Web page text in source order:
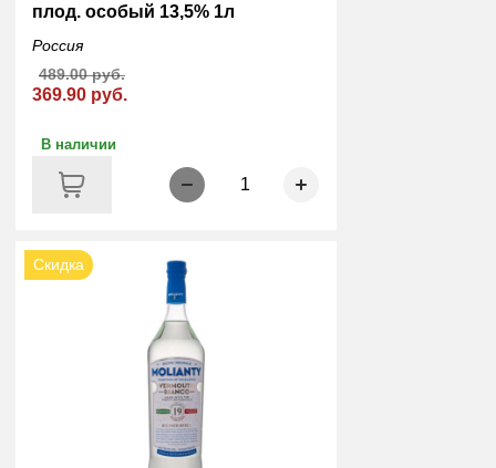
плод. особый 13,5% 1л
Россия
369.90 руб.
489.00 руб.
В наличии
1
Скидка